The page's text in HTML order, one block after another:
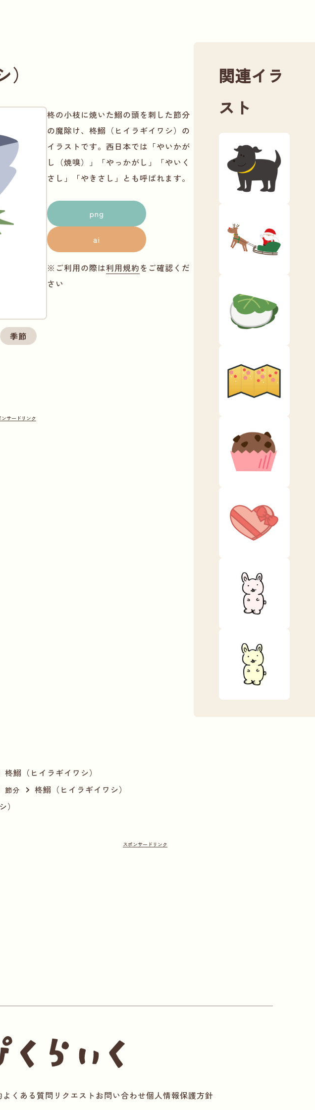
季節
柊の小枝に焼いた鰯の頭を刺した節分
の魔除け、柊鰯（ヒイラギイワシ）の
イラストです。西日本では「やいかが
し（焼嗅）」「やっかがし」「やいく
さし」「やきさし」とも呼ばれます。
png
ai
※ご利用の際は利用規約をご確認くだ
さい
関連イラ
スト
柊鰯（ヒイラギイワシ）
節分 柊鰯（ヒイラギイワシ）
よくある質問 リクエストお問い合わせ個人情報保護方針